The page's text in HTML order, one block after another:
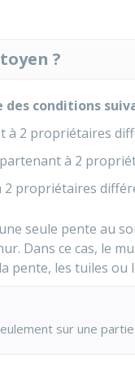
?
des conditions
à 2 propriétaires
à 2
2 propriétaires
seule pente au
Dans ce cas, le
pente, les tuiles ou
sur une partie.